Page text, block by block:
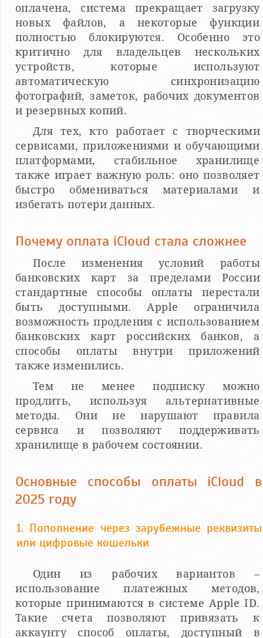
оплачена, система прекращает загрузку
новых файлов, а некоторые функции
полностью блокируются. Особенно это
критично для владельцев нескольких
устройств, которые используют
автоматическую синхронизацию
фотографий, заметок, рабочих документов
и резервных копий.
Для тех, кто работает с творческими
сервисами, приложениями и обучающими
платформами, стабильное хранилище
также играет важную роль: оно позволяет
быстро обмениваться материалами и
избегать потери данных.
Почему оплата iCloud стала сложнее
После изменения условий работы
банковских карт за пределами России
стандартные способы оплаты перестали
быть доступными. Apple ограничила
возможность продления с использованием
банковских карт российских банков, а
способы оплаты внутри приложений
также изменились.
Тем не менее подписку можно
продлить, используя альтернативные
методы. Они не нарушают правила
сервиса и позволяют поддерживать
хранилище в рабочем состоянии.
Основные способы оплаты iCloud в
2025 году
1. Пополнение через зарубежные реквизиты
или цифровые кошельки
Один из рабочих вариантов –
использование платежных методов,
которые принимаются в системе Apple ID.
Такие счета позволяют привязать к
аккаунту способ оплаты, доступный в